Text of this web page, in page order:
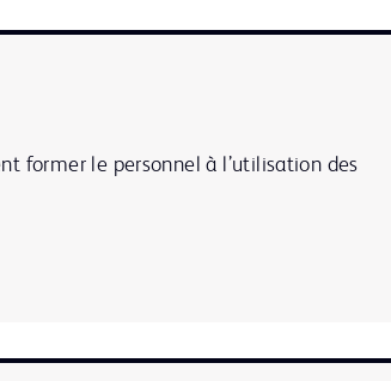
former le personnel à l’utilisation des